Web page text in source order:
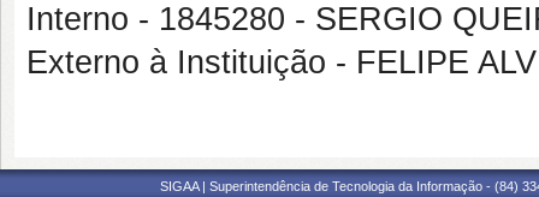
Interno - 1845280 - SERGIO
Externo à Instituição - FELIPE
SIGAA | Superintendência de Tecnologia da Informação - (84)